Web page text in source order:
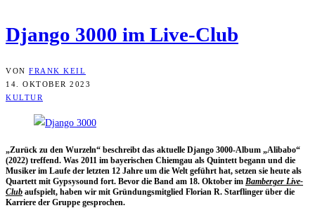
Djan­go 3000 im Live-Club
VON FRANK KEIL
14. OKTOBER 2023
KULTUR
„Zurück zu den Wur­zeln“ beschreibt das aktu­el­le Djan­go 3000-Album „Ali­b­abo“
(2022) tref­fend. Was 2011 im baye­ri­schen Chiem­gau als Quin­tett begann und die
Musi­ker im Lau­fe der letz­ten 12 Jah­re um die Welt geführt hat, set­zen sie heu­te als
Quar­tett mit Gyp­sy­sound fort. Bevor die Band am 18. Okto­ber im Bam­ber­ger Live-
Club auf­spielt, haben wir mit Grün­dungs­mit­glied Flo­ri­an R. Starf­lin­ger über die
Kar­rie­re der Grup­pe gesprochen.